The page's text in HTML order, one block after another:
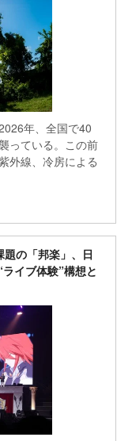
年、全国で40
っている。この前
外線、冷房による
の「邦楽」、日
イブ体験”構想と